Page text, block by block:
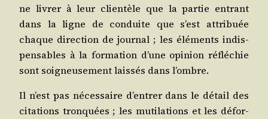
ne livrer à leur clien­tèle que la par­tie entrant
dans la ligne de conduite que s’est attri­buée
chaque direc­tion de jour­nal ; les élé­ments indis­
pen­sables à la for­ma­tion d’une opi­nion réflé­chie
sont soi­gneu­se­ment lais­sés dans l’ombre.
Il n’est pas néces­saire d’en­trer dans le détail des
cita­tions tron­quées ; les muti­la­tions et les défor­